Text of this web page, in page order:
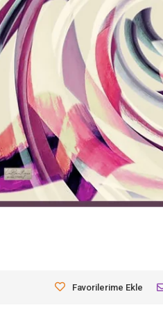
Favorilerime Ekle